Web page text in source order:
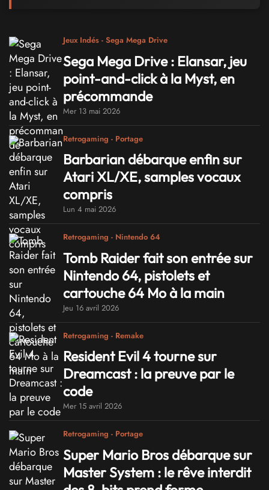
Jeux Indés - Sega Mega Drive
Sega Mega Drive : Elansar, jeu
point-and-click à la Myst, en
précommande
Mer 13 mai 2026
Retrogaming - Portage
Barbarian débarque enfin sur
Atari XL/XE, samples vocaux
compris
Lun 4 mai 2026
Retrogaming - Nintendo 64
Tomb Raider fait son entrée sur
Nintendo 64, pistolets et
cartouche 64 Mo à la main
Jeu 16 avril 2026
Retrogaming - Remake
Resident Evil 4 tourne sur
Dreamcast : la preuve par le
code
Mer 15 avril 2026
Retrogaming - Portage
Super Mario Bros débarque sur
Master System : le rêve interdit